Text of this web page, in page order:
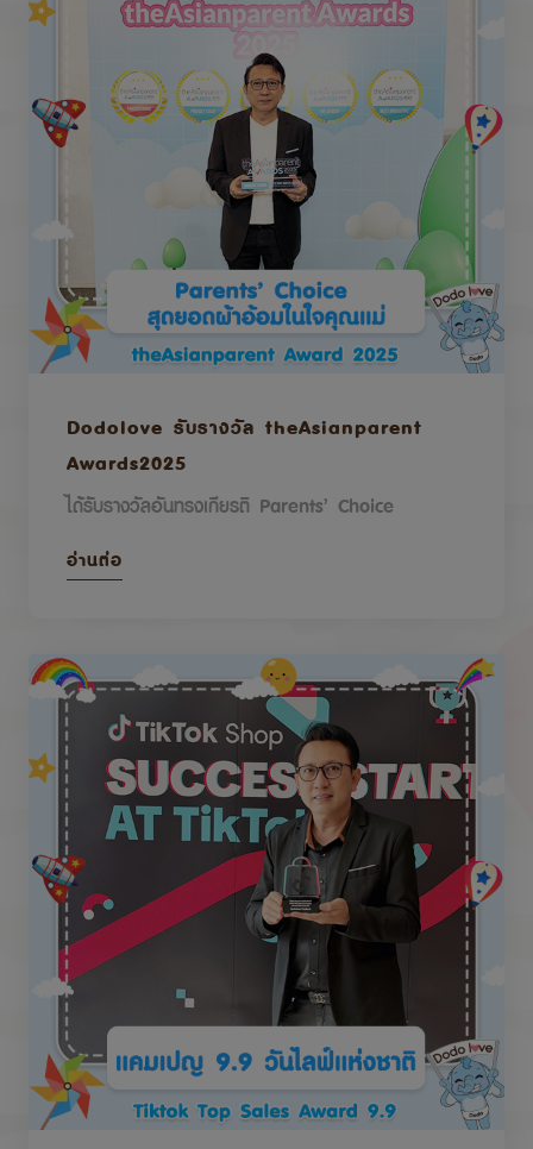
Dodolove รับรางวัล theAsianparent
Awards2025
ได้รับรางวัลอันทรงเกียรติ Parents’ Choice
อ่านต่อ